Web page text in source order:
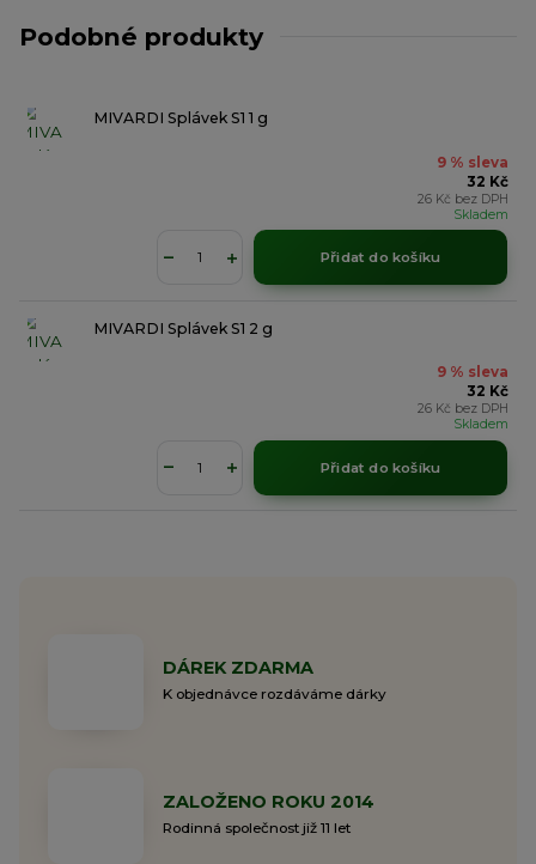
Podobné produkty
MIVARDI Splávek S1 1 g
9 % sleva
32 Kč
26 Kč bez DPH
Skladem
Přidat do košíku
MIVARDI Splávek S1 2 g
9 % sleva
32 Kč
26 Kč bez DPH
Skladem
Přidat do košíku
DÁREK ZDARMA
K objednávce rozdáváme dárky
ZALOŽENO ROKU 2014
Rodinná společnost již 11 let